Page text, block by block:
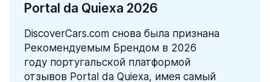
Portal da Quiexa 2026
DiscoverCars.com снова была признана
Рекомендуемым Брендом в 2026
году португальской платформой
отзывов Portal da Quiexa, имея самый